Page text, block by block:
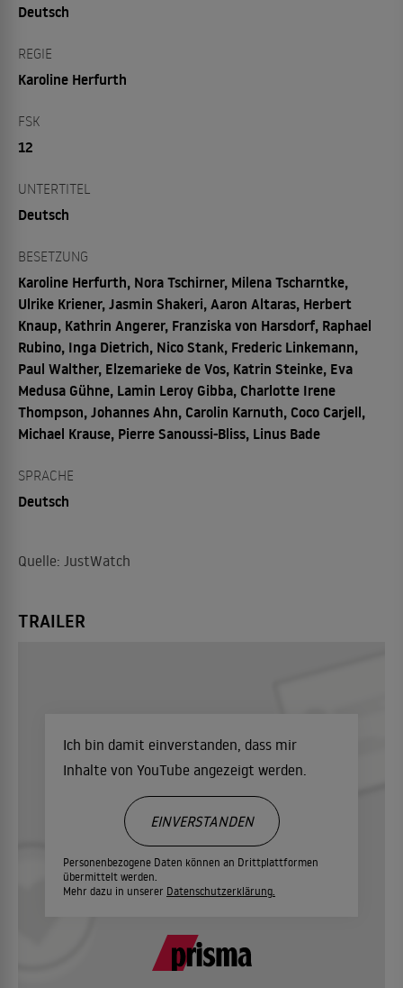
Deutsch
REGIE
Karoline Herfurth
FSK
12
UNTERTITEL
Deutsch
BESETZUNG
Karoline Herfurth, Nora Tschirner, Milena Tscharntke,
Ulrike Kriener, Jasmin Shakeri, Aaron Altaras, Herbert
Knaup, Kathrin Angerer, Franziska von Harsdorf, Raphael
Rubino, Inga Dietrich, Nico Stank, Frederic Linkemann,
Paul Walther, Elzemarieke de Vos, Katrin Steinke, Eva
Medusa Gühne, Lamin Leroy Gibba, Charlotte Irene
Thompson, Johannes Ahn, Carolin Karnuth, Coco Carjell,
Michael Krause, Pierre Sanoussi-Bliss, Linus Bade
SPRACHE
Deutsch
Quelle: JustWatch
TRAILER
Ich bin damit einverstanden, dass mir
Inhalte von YouTube angezeigt werden.
Personenbezogene Daten können an Drittplattformen
übermittelt werden.
Mehr dazu in unserer Datenschutzerklärung.
EINVERSTANDEN